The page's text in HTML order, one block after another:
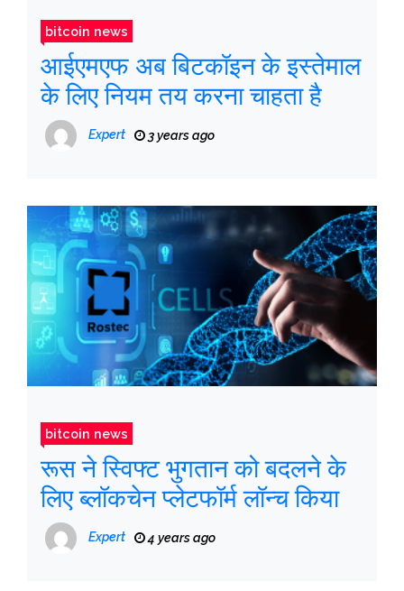
bitcoin news
आईएमएफ अब बिटकॉइन के इस्तेमाल
के लिए नियम तय करना चाहता है
Expert 3 years ago
bitcoin news
रूस ने स्विफ्ट भुगतान को बदलने के
लिए ब्लॉकचेन प्लेटफॉर्म लॉन्च किया
Expert 4 years ago